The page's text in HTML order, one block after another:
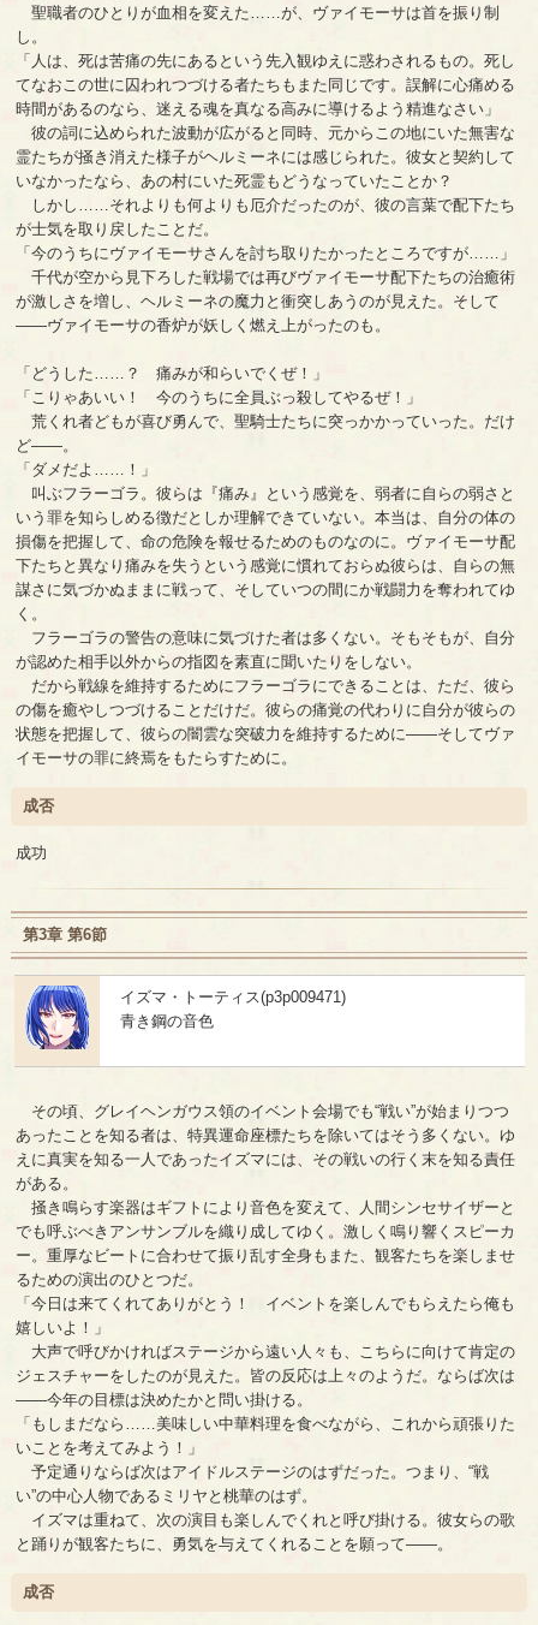
聖職者のひとりが血相を変えた……が、ヴァイモーサは首を振り制
し。
「人は、死は苦痛の先にあるという先入観ゆえに惑わされるもの。死し
てなおこの世に囚われつづける者たちもまた同じです。誤解に心痛める
時間があるのなら、迷える魂を真なる高みに導けるよう精進なさい」
彼の詞に込められた波動が広がると同時、元からこの地にいた無害な
霊たちが掻き消えた様子がヘルミーネには感じられた。彼女と契約して
いなかったなら、あの村にいた死霊もどうなっていたことか？
しかし……それよりも何よりも厄介だったのが、彼の言葉で配下たち
が士気を取り戻したことだ。
「今のうちにヴァイモーサさんを討ち取りたかったところですが……」
千代が空から見下ろした戦場では再びヴァイモーサ配下たちの治癒術
が激しさを増し、ヘルミーネの魔力と衝突しあうのが見えた。そして
――ヴァイモーサの香炉が妖しく燃え上がったのも。
「どうした……？ 痛みが和らいでくぜ！」
「こりゃあいい！ 今のうちに全員ぶっ殺してやるぜ！」
荒くれ者どもが喜び勇んで、聖騎士たちに突っかかっていった。だけ
ど――。
「ダメだよ……！」
叫ぶフラーゴラ。彼らは『痛み』という感覚を、弱者に自らの弱さと
いう罪を知らしめる徴だとしか理解できていない。本当は、自分の体の
損傷を把握して、命の危険を報せるためのものなのに。ヴァイモーサ配
下たちと異なり痛みを失うという感覚に慣れておらぬ彼らは、自らの無
謀さに気づかぬままに戦って、そしていつの間にか戦闘力を奪われてゆ
く。
フラーゴラの警告の意味に気づけた者は多くない。そもそもが、自分
が認めた相手以外からの指図を素直に聞いたりをしない。
だから戦線を維持するためにフラーゴラにできることは、ただ、彼ら
の傷を癒やしつづけることだけだ。彼らの痛覚の代わりに自分が彼らの
状態を把握して、彼らの闇雲な突破力を維持するために――そしてヴァ
イモーサの罪に終焉をもたらすために。
成否
成功
第3章 第6節
イズマ・トーティス(p3p009471)
青き鋼の音色
その頃、グレイヘンガウス領のイベント会場でも“戦い”が始まりつつ
あったことを知る者は、特異運命座標たちを除いてはそう多くない。ゆ
えに真実を知る一人であったイズマには、その戦いの行く末を知る責任
がある。
掻き鳴らす楽器はギフトにより音色を変えて、人間シンセサイザーと
でも呼ぶべきアンサンブルを織り成してゆく。激しく鳴り響くスピーカ
ー。重厚なビートに合わせて振り乱す全身もまた、観客たちを楽しませ
るための演出のひとつだ。
「今日は来てくれてありがとう！ イベントを楽しんでもらえたら俺も
嬉しいよ！」
大声で呼びかければステージから遠い人々も、こちらに向けて肯定の
ジェスチャーをしたのが見えた。皆の反応は上々のようだ。ならば次は
――今年の目標は決めたかと問い掛ける。
「もしまだなら……美味しい中華料理を食べながら、これから頑張りた
いことを考えてみよう！」
予定通りならば次はアイドルステージのはずだった。つまり、“戦
い”の中心人物であるミリヤと桃華のはず。
イズマは重ねて、次の演目も楽しんでくれと呼び掛ける。彼女らの歌
と踊りが観客たちに、勇気を与えてくれることを願って――。
成否